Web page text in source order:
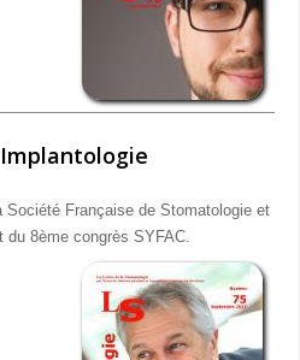
Implantologie
Société Française de Stomatologie et
8ème congrès SYFAC.